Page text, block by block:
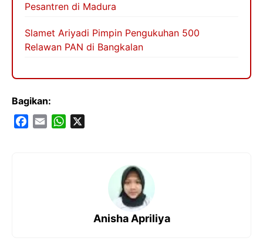
Pesantren di Madura
Slamet Ariyadi Pimpin Pengukuhan 500
Relawan PAN di Bangkalan
Bagikan:
W
Anisha Apriliya